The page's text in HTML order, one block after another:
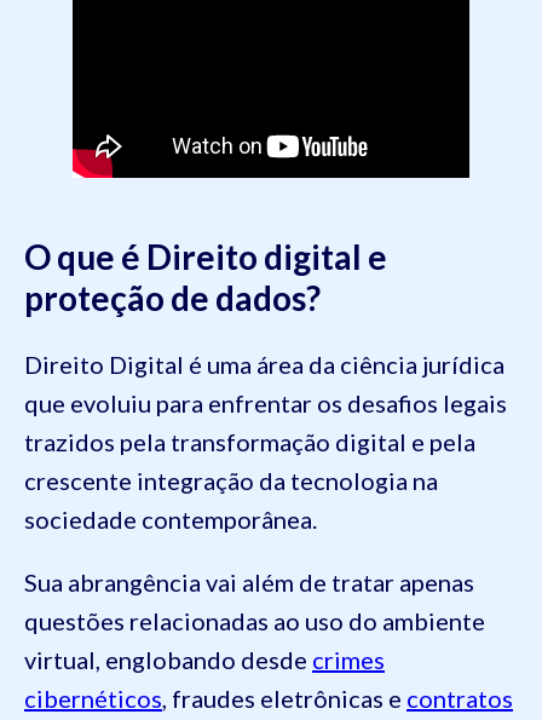
O que é Direito digital e
proteção de dados?
Direito Digital é uma área da ciência jurídica
que evoluiu para enfrentar os desafios legais
trazidos pela transformação digital e pela
crescente integração da tecnologia na
sociedade contemporânea.
Sua abrangência vai além de tratar apenas
questões relacionadas ao uso do ambiente
virtual, englobando desde crimes
cibernéticos , fraudes eletrônicas e contratos